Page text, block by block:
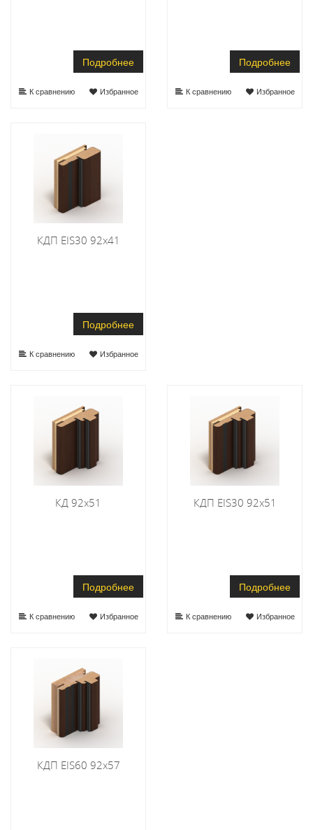
Подробнее
К сравнению Избранное
Подробнее
К сравнению Избранное
КДП EIS30 92х41
Подробнее
К сравнению Избранное
КД 92х51
Подробнее
К сравнению Избранное
КДП EIS30 92х51
Подробнее
К сравнению Избранное
КДП EIS60 92х57